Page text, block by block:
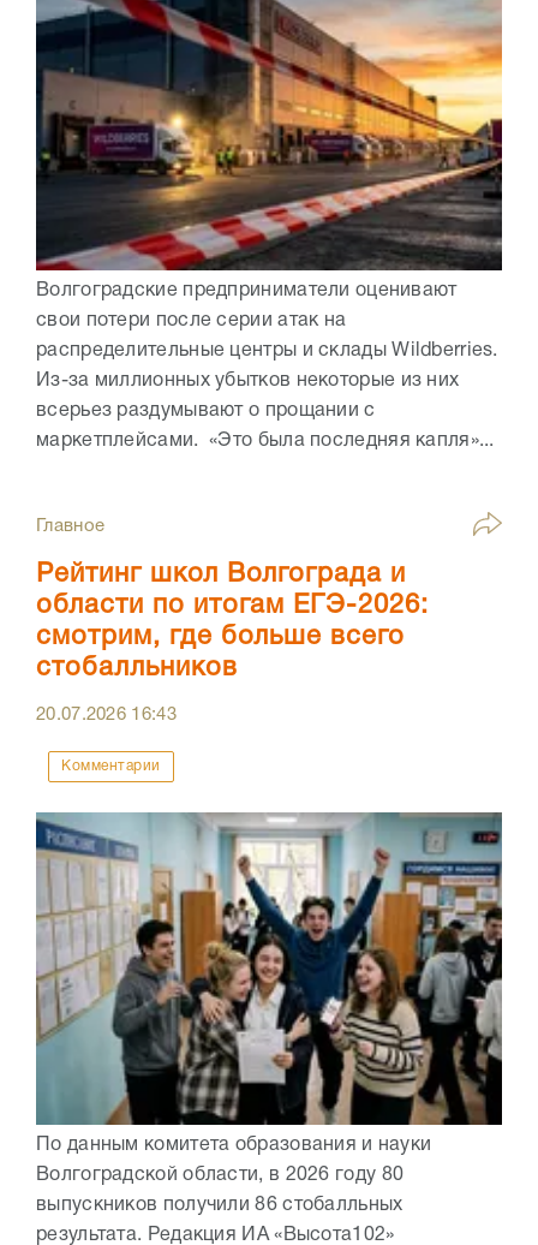
Волгоградские предприниматели оценивают
свои потери после серии атак на
распределительные центры и склады Wildberries.
Из-за миллионных убытков некоторые из них
всерьез раздумывают о прощании с
маркетплейсами. «Это была последняя капля»...
Главное
Рейтинг школ Волгограда и
области по итогам ЕГЭ-2026:
смотрим, где больше всего
стобалльников
20.07.2026 16:43
Комментарии
По данным комитета образования и науки
Волгоградской области, в 2026 году 80
выпускников получили 86 стобалльных
результата. Редакция ИА «Высота102»